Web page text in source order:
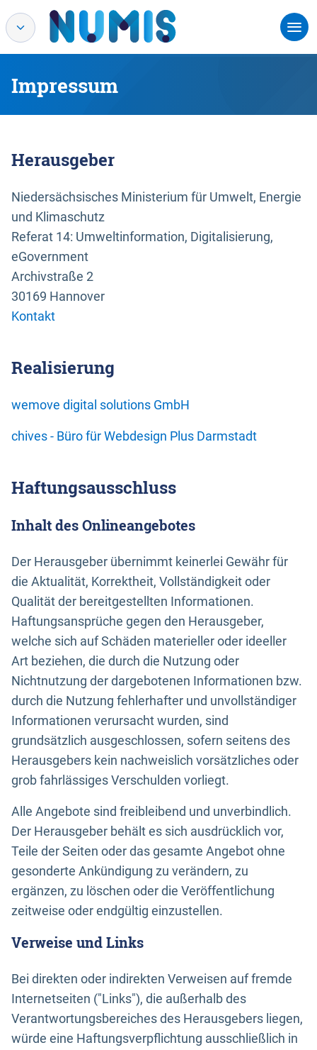
Impressum
Herausgeber
Niedersächsisches Ministerium für Umwelt, Energie
und Klimaschutz
Referat 14: Umweltinformation, Digitalisierung,
eGovernment
Archivstraße 2
30169 Hannover
Kontakt
Realisierung
wemove digital solutions GmbH
chives - Büro für Webdesign Plus Darmstadt
Haftungsausschluss
Inhalt des Onlineangebotes
Der Herausgeber übernimmt keinerlei Gewähr für
die Aktualität, Korrektheit, Vollständigkeit oder
Qualität der bereitgestellten Informationen.
Haftungsansprüche gegen den Herausgeber,
welche sich auf Schäden materieller oder ideeller
Art beziehen, die durch die Nutzung oder
Nichtnutzung der dargebotenen Informationen bzw.
durch die Nutzung fehlerhafter und unvollständiger
Informationen verursacht wurden, sind
grundsätzlich ausgeschlossen, sofern seitens des
Herausgebers kein nachweislich vorsätzliches oder
grob fahrlässiges Verschulden vorliegt.
Alle Angebote sind freibleibend und unverbindlich.
Der Herausgeber behält es sich ausdrücklich vor,
Teile der Seiten oder das gesamte Angebot ohne
gesonderte Ankündigung zu verändern, zu
ergänzen, zu löschen oder die Veröffentlichung
zeitweise oder endgültig einzustellen.
Verweise und Links
Bei direkten oder indirekten Verweisen auf fremde
Internetseiten ("Links"), die außerhalb des
Verantwortungsbereiches des Herausgebers liegen,
würde eine Haftungsverpflichtung ausschließlich in